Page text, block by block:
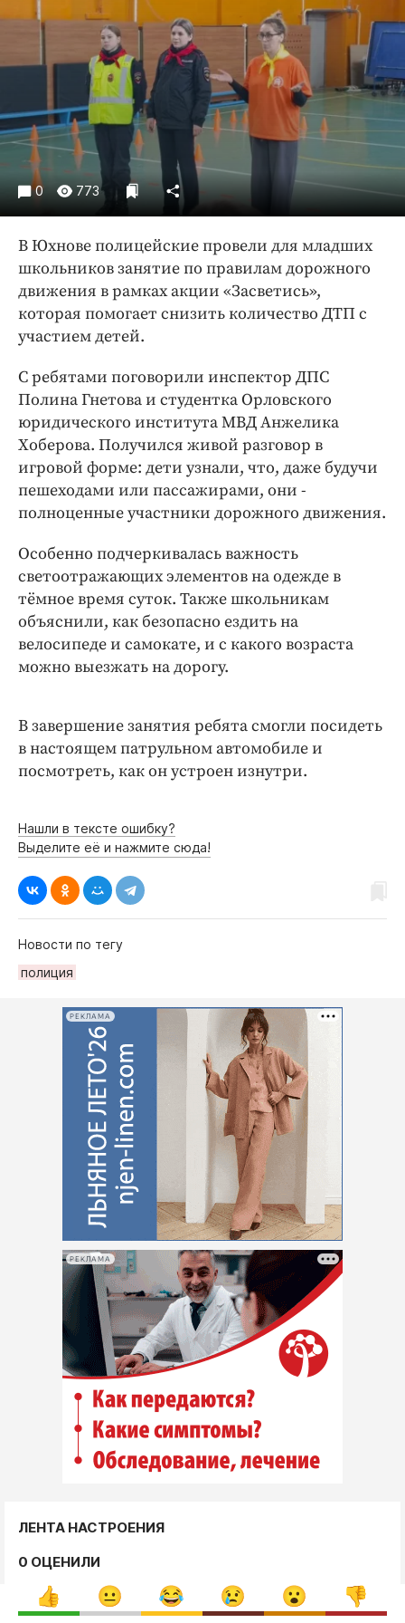
Криминал
Культура
Недвижимость и ЖКХ
Образование
Общество
Погода
Праздники
Происшествия
Экономика и бизнес
ПРОЕКТЫ
Блоги
Медиаперсона
Интересное чтиво
Клиника года
Бренд года
Работодатель года
0 773
В Юхнове полицейские провели для младших
школьников занятие по правилам дорожного
движения в рамках акции «Засветись»,
которая помогает снизить количество ДТП с
участием детей.
С ребятами поговорили инспектор ДПС
Полина Гнетова и студентка Орловского
юридического института МВД Анжелика
Хоберова. Получился живой разговор в
игровой форме: дети узнали, что, даже будучи
пешеходами или пассажирами, они -
полноценные участники дорожного движения.
Особенно подчеркивалась важность
светоотражающих элементов на одежде в
тёмное время суток. Также школьникам
объяснили, как безопасно ездить на
велосипеде и самокате, и с какого возраста
можно выезжать на дорогу.
В завершение занятия ребята смогли посидеть
в настоящем патрульном автомобиле и
посмотреть, как он устроен изнутри.
Нашли в тексте ошибку?
Выделите её и нажмите сюда!
Новости по тегу
полиция
РЕКЛАМА
РЕКЛАМА
ЛЕНТА НАСТРОЕНИЯ
0 ОЦЕНИЛИ